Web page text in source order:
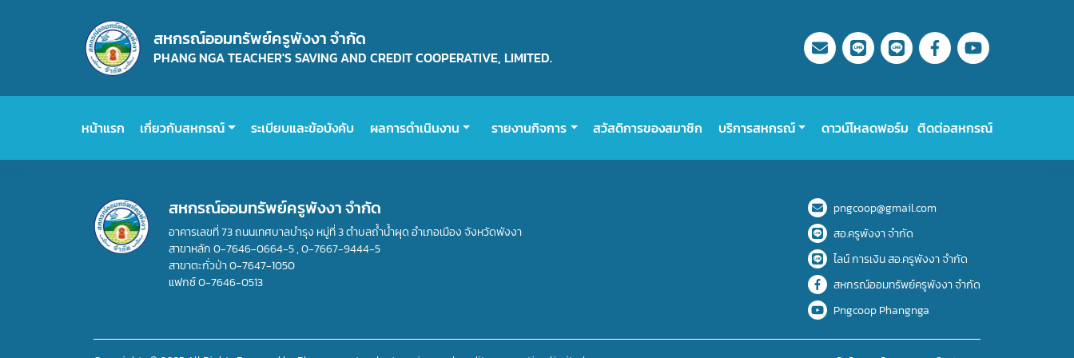
สหกรณ์ออมทรัพย์ครูพังงา จำกัด
PHANG NGA TEACHER'S SAVING AND CREDIT COOPERATIVE, LIMITED.
หน้าแรก เกี่ยวกับสหกรณ์ ระเบียบและข้อบังคับ ผลการดำเนินงาน รายงานกิจการ สวัสดิการของสมาชิก บริการสหกรณ์ ดาวน์โหลดฟอร์ม ติดต่อสหกรณ์
สหกรณ์ออมทรัพย์ครูพังงา จำกัด
อาคารเลขที่ 73 ถนนเทศบาลบำรุง หมู่ที่ 3 ตำบลถ้ำน้ำผุด อำเภอเมือง จังหวัดพังงา
สาขาหลัก0-7646-0664-5,0-7667-9444-5
สาขาตะกั่วป่า0-7647-1050
แฟกซ์0-7646-0513
pngcoop@gmail.com
สอ.ครูพังงา จำกัด
ไลน์ การเงิน สอ.ครูพังงา จำกัด
สหกรณ์ออมทรัพย์ครูพังงา จำกัด
Pngcoop Phangnga